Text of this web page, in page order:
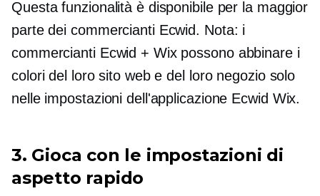
Questa funzionalità è disponibile per la maggior
parte dei commercianti Ecwid. Nota: i
commercianti Ecwid + Wix possono abbinare i
colori del loro sito web e del loro negozio solo
nelle impostazioni dell'applicazione Ecwid Wix.
3. Gioca con le impostazioni di
aspetto rapido